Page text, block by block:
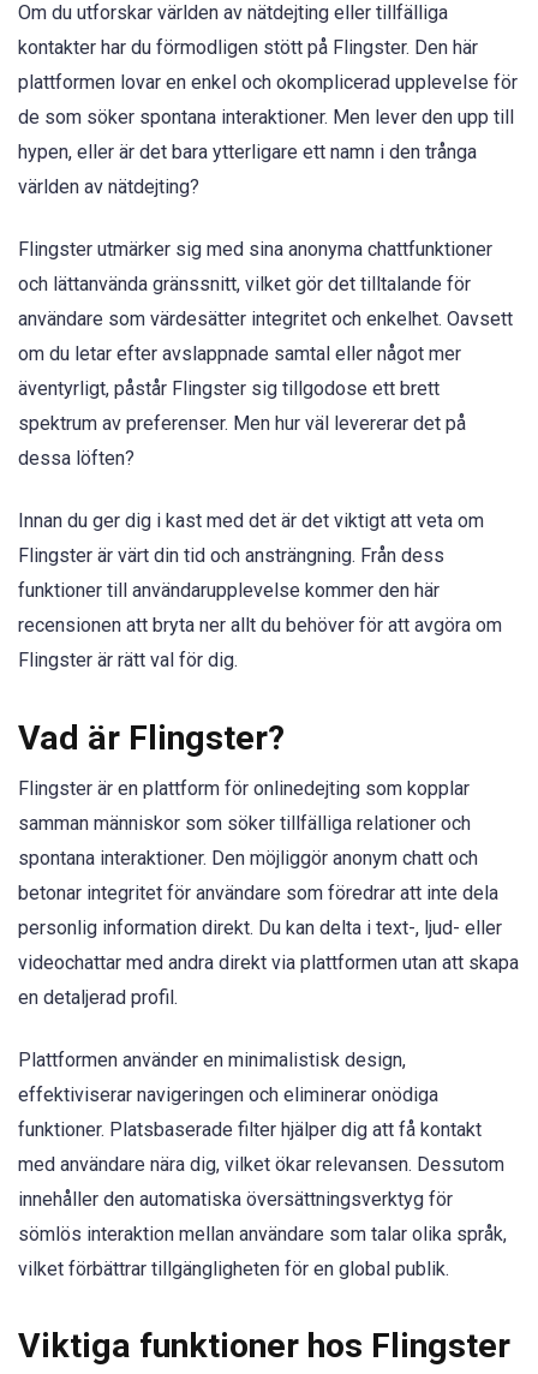
Om du utforskar världen av nätdejting eller tillfälliga
kontakter har du förmodligen stött på Flingster. Den här
plattformen lovar en enkel och okomplicerad upplevelse för
de som söker spontana interaktioner. Men lever den upp till
hypen, eller är det bara ytterligare ett namn i den trånga
världen av nätdejting?
Flingster utmärker sig med sina anonyma chattfunktioner
och lättanvända gränssnitt, vilket gör det tilltalande för
användare som värdesätter integritet och enkelhet. Oavsett
om du letar efter avslappnade samtal eller något mer
äventyrligt, påstår Flingster sig tillgodose ett brett
spektrum av preferenser. Men hur väl levererar det på
dessa löften?
Innan du ger dig i kast med det är det viktigt att veta om
Flingster är värt din tid och ansträngning. Från dess
funktioner till användarupplevelse kommer den här
recensionen att bryta ner allt du behöver för att avgöra om
Flingster är rätt val för dig.
Vad är Flingster?
Flingster är en plattform för onlinedejting som kopplar
samman människor som söker tillfälliga relationer och
spontana interaktioner. Den möjliggör anonym chatt och
betonar integritet för användare som föredrar att inte dela
personlig information direkt. Du kan delta i text-, ljud- eller
videochattar med andra direkt via plattformen utan att skapa
en detaljerad profil.
Plattformen använder en minimalistisk design,
effektiviserar navigeringen och eliminerar onödiga
funktioner. Platsbaserade filter hjälper dig att få kontakt
med användare nära dig, vilket ökar relevansen. Dessutom
innehåller den automatiska översättningsverktyg för
sömlös interaktion mellan användare som talar olika språk,
vilket förbättrar tillgängligheten för en global publik.
Viktiga funktioner hos Flingster